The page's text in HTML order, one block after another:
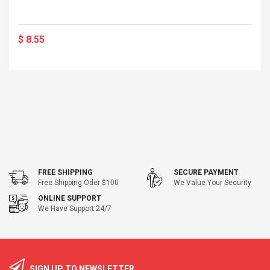
$ 8.55
FREE SHIPPING
Free Shipping Oder $100
SECURE PAYMENT
We Value Your Security
ONLINE SUPPORT
We Have Support 24/7